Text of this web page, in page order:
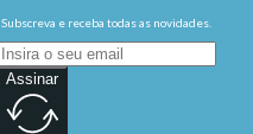
Subscreva e receba todas as novidades.
Assinar